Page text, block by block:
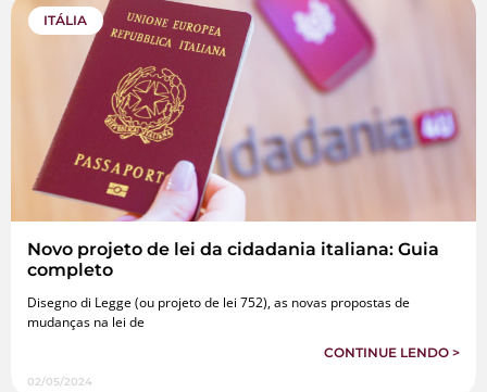
ITÁLIA
Novo projeto de lei da cidadania italiana: Guia
completo
Disegno di Legge (ou projeto de lei 752), as novas propostas de
mudanças na lei de
CONTINUE LENDO >
02/05/2024